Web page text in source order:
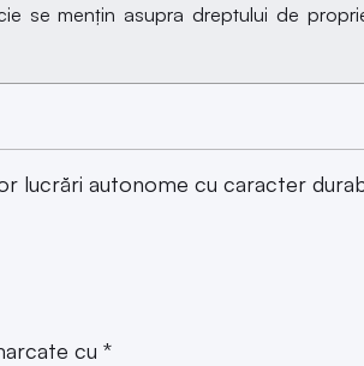
se mențin asupra dreptului de
lucrări autonome cu caracter
cu *